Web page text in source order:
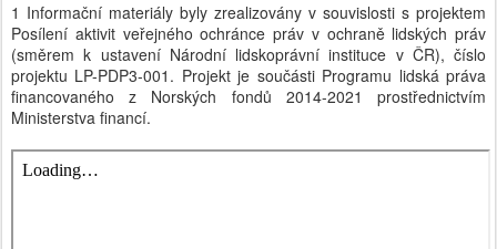
1 Informační materiály byly zrealizovány v souvislosti s projektem
Posílení aktivit veřejného ochránce práv v ochraně lidských práv
(směrem k ustavení Národní lidskoprávní instituce v ČR), číslo
projektu LP-PDP3-001. Projekt je součásti Programu lidská práva
financovaného z Norských fondů 2014-2021 prostřednictvím
Ministerstva financí.